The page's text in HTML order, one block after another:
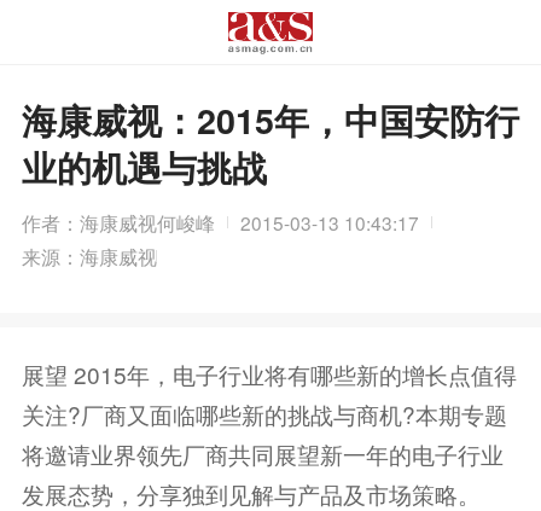
海康威视：2015年，中国安防行
业的机遇与挑战
作者：海康威视何峻峰
2015-03-13 10:43:17
来源：海康威视
展望 2015年，电子行业将有哪些新的增长点值得
关注?厂商又面临哪些新的挑战与商机?本期专题
将邀请业界领先厂商共同展望新一年的电子行业
发展态势，分享独到见解与产品及市场策略。